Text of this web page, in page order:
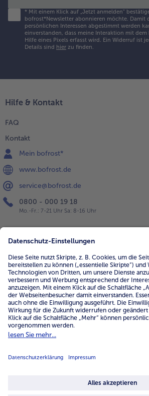
* Mit einem Klick auf „Jetzt anmelden"
bofrost*Newsletter abonnieren möchte. Damit
persönlichen Interessen abgestimmt werden
einverstanden, dass meine Interaktion mit
Hilfe eines Pixels erfasst wird. Ein Widerruf ist
Details sind hier zu finden.
Hilfe & Kontakt
FAQ
Kontakt
Mein bofrost*
www.bofrost.de
service@bofrost.de
0800 - 000 19 18
Mo.-Fr.: 7-21 Uhr Sa: 8-16 Uhr
Service
Unternehmen
Über uns